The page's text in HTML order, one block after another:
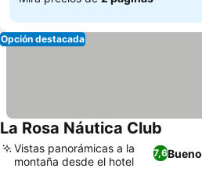
Opción destacada
La Rosa Náutica Club
7,6Bueno
Vistas panorámicas a la
montaña desde el hotel